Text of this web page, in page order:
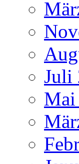
Juli
Mai